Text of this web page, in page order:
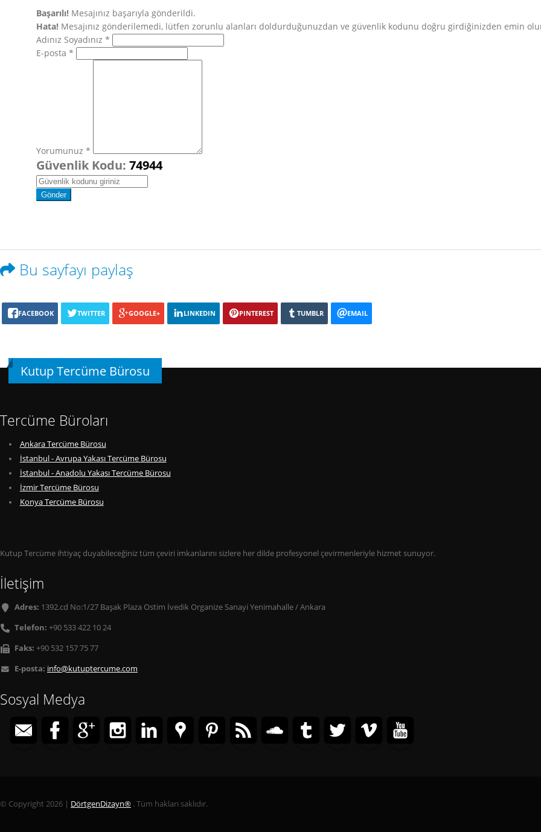
Başarılı! Mesajınız başarıyla gönderildi.
Hata! Mesajınız gönderilemedi, lütfen zorunlu alanları doldurduğunuzdan ve güvenlik kodunu doğru girdiğinizden emin
Adınız Soyadınız *
E-posta *
Yorumunuz *
Güvenlik Kodu: 74944
Bu sayfayı paylaş
FACEBOOK TWITTER GOOGLE+ LINKEDIN PINTEREST TUMBLR EMAIL
Kutup Tercüme Bürosu
Tercüme Büroları
Ankara Tercüme Bürosu
İstanbul - Avrupa Yakası Tercüme Bürosu
İstanbul - Anadolu Yakası Tercüme Bürosu
İzmir Tercüme Bürosu
Konya Tercüme Bürosu
Kutup Tercüme ihtiyaç duyabileceğiniz tüm çeviri imkanlarını sizlere her dilde profesyonel çevirmenleriyle hizmet sunuyor.
İletişim
Adres: 1392.cd No:1/27 Başak Plaza Ostim İvedik Organize Sanayi Yenimahalle / Ankara
Telefon: +90 533 422 10 24
Faks: +90 532 157 75 77
E-posta: info@kutuptercume.com
Sosyal Medya
© Copyright 2026 | DörtgenDizayn® . Tüm hakları saklıdır.